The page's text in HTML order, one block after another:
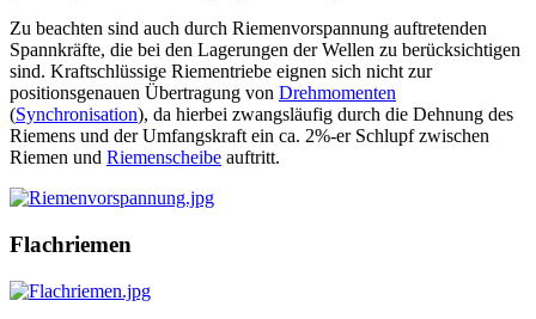
Zu beachten sind auch durch Riemenvorspannung auftretenden
Spannkräfte, die bei den Lagerungen der Wellen zu berücksichtigen
sind. Kraftschlüssige Riementriebe eignen sich nicht zur
positionsgenauen Übertragung von Drehmomenten
(Synchronisation), da hierbei zwangsläufig durch die Dehnung des
Riemens und der Umfangskraft ein ca. 2%-er Schlupf zwischen
Riemen und Riemenscheibe auftritt.
Flachriemen